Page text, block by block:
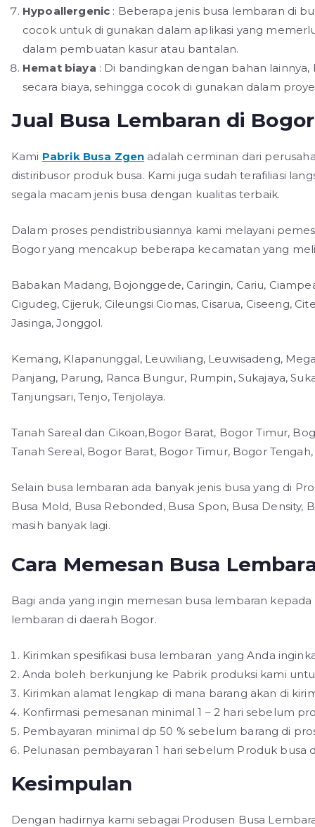
Hypoallergenic : Beberapa jenis busa lembaran di
cocok untuk di gunakan dalam aplikasi yang
dalam pembuatan kasur atau bantalan.
Hemat biaya : Di bandingkan dengan bahan
secara biaya, sehingga cocok di gunakan dalam
Jual Busa Lembaran di
Kami Pabrik Busa Zgen adalah cerminan dari
distiribusor produk busa. Kami juga sudah terafiliasi
segala macam jenis busa dengan kualitas terbaik.
Dalam proses pendistribusiannya kami melayani
Bogor yang mencakup beberapa kecamatan yang
Babakan Madang, Bojonggede, Caringin, Cariu,
Cigudeg, Cijeruk, Cileungsi Ciomas, Cisarua, Ciseeng,
Jasinga, Jonggol.
Kemang, Klapanunggal, Leuwiliang, Leuwisadeng,
Panjang, Parung, Ranca Bungur, Rumpin, Sukajaya,
Tanjungsari, Tenjo, Tenjolaya.
Tanah Sareal dan Cikoan,Bogor Barat, Bogor Timur,
Tanah Sereal, Bogor Barat, Bogor Timur, Bogor
Selain busa lembaran ada banyak jenis busa yang di
Busa Mold, Busa Rebonded, Busa Spon, Busa Density,
masih banyak lagi.
Cara Memesan Busa
Bagi anda yang ingin memesan busa lembaran
lembaran di daerah Bogor.
Kirimkan spesifikasi busa lembaran yang Anda
Anda boleh berkunjung ke Pabrik produksi kami
Kirimkan alamat lengkap di mana barang akan di
Konfirmasi pemesanan minimal 1 – 2 hari sebelum
Pembayaran minimal dp 50 % sebelum barang di
Pelunasan pembayaran 1 hari sebelum Produk busa
Kesimpulan
Dengan hadirnya kami sebagai Produsen Busa